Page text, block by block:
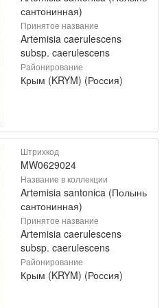
сантонинная)
Принятое название
Artemisia caerulescens
subsp. caerulescens
Районирование
Крым (KRYM) (Россия)
Штрихкод
MW0629024
Название в коллекции
Artemisia santonica (Полынь
сантонинная)
Принятое название
Artemisia caerulescens
subsp. caerulescens
Районирование
Крым (KRYM) (Россия)